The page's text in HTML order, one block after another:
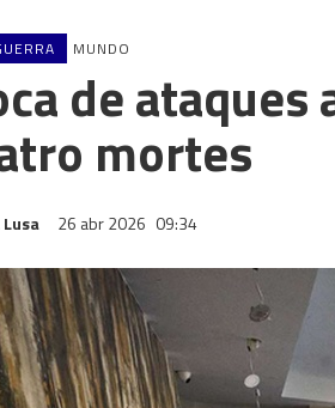
MUNDO
de ataques
mortes
26 abr 2026 09:34